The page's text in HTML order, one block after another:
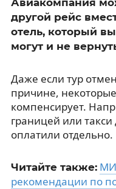
другой рейс
отель, который
могут и не
Даже если тур
причине,
компенсирует.
границей или
оплатили отдельно.
Читайте также:
рекомендации по